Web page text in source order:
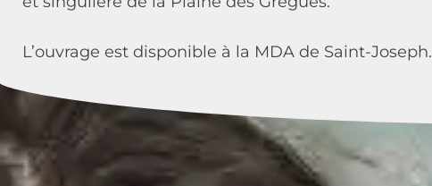
L’ouvrage est disponible à la MDA de Saint-Joseph.